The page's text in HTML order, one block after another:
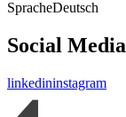
SpracheDeutsch
Social Media
linkedininstagram